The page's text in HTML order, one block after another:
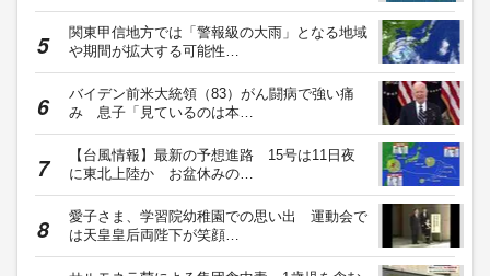
関東甲信地方では「警報級の大雨」となる地域
や期間が拡大する可能性…
バイデン前米大統領（83）がん闘病で強い痛
み 息子「見ているのは本…
【台風情報】最新の予想進路 15号は11日夜
に東北上陸か お盆休みの…
愛子さま、学習院幼稚園での思い出 運動会で
は天皇皇后両陛下が笑顔…